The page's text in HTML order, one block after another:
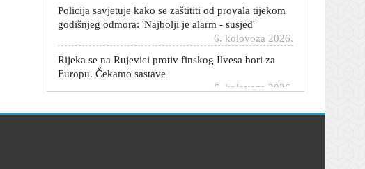
6. kolovoza 2026.
Rijeka se na Rujevici protiv finskog Ilvesa bori za
6. kolovoza 2026.
Perišić ga nagovorio na veliki transfer: 'Dođi, zajedno
6. kolovoza 2026.